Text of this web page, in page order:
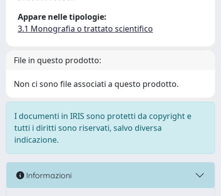
Appare nelle tipologie:
3.1 Monografia o trattato scientifico
File in questo prodotto:
Non ci sono file associati a questo prodotto.
I documenti in IRIS sono protetti da copyright e
tutti i diritti sono riservati, salvo diversa
indicazione.
Informazioni